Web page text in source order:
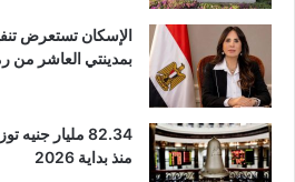
الإسكان تستعرض
بمدينتي العاشر من
82.34 مليار
منذ بداية 2026